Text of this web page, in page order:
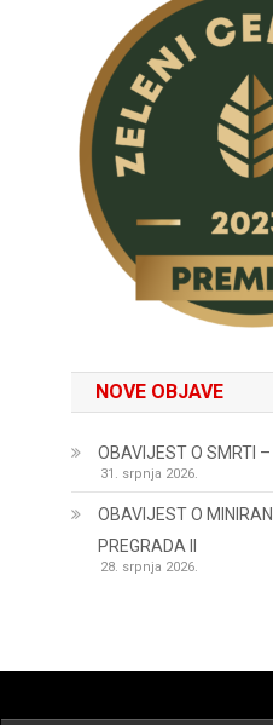
NOVE OBJAVE
OBAVIJEST O SMRTI
31. srpnja 2026.
OBAVIJEST O
PREGRADA II
28. srpnja 2026.